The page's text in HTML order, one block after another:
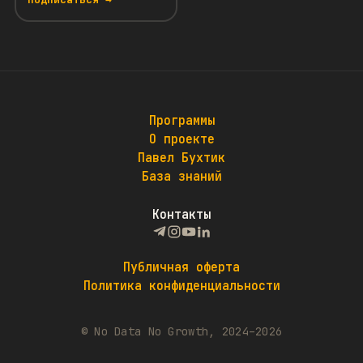
Программы
О проекте
Павел Бухтик
База знаний
Контакты
Публичная оферта
Политика конфиденциальности
© No Data No Growth, 2024–2026